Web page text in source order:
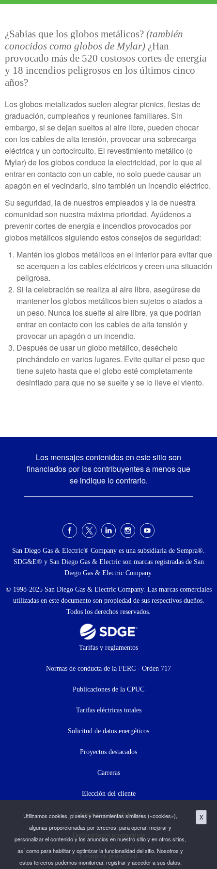
¿Sabías que los globos metálicos? (también
conocidos como globos de Mylar) ¿Han
provocado más de 520 costosos cortes de energía
y 18 incendios peligrosos en los últimos cinco
años?
Los globos metalizados suelen alegrar picnics, fiestas de
graduación, cumpleaños y reuniones familiares. Sin
embargo, si se dejan sueltos al aire libre, pueden chocar
con los cables de alta tensión, provocar una sobrecarga
eléctrica y un cortocircuito. El revestimiento metálico (o
Mylar) de los globos conduce la electricidad, por lo que al
entrar en contacto con un cable, no solo puede causar un
apagón en el vecindario, sino también un incendio eléctrico.
Su seguridad, la de nuestros empleados y la de nuestra
comunidad son nuestra máxima prioridad. Ayúdenos a
prevenir cortes de energía e incendios provocados por
globos metálicos siguiendo estos consejos de seguridad:
Mantén los globos metálicos en el interior para evitar que
se acerquen a los cables eléctricos y creen una situación
peligrosa.
Si la celebración se realiza al aire libre, asegúrese de
mantener los globos metálicos bien sujetos o atados a
un peso. Nunca los suelte al aire libre, ya que podrían
entrar en contacto con los cables de alta tensión y
provocar un apagón o un incendio.
Después de usar un globo metálico, deséchelo
pinchándolo en varios lugares. Evite quitar el peso que
tiene sujeto hasta que el globo esté completamente
desinflado para que no se suelte y se lo lleve el viento.
Los mensajes contenidos en este sitio son
financiados por los contribuyentes a menos que
se indique lo contrario.
social
San Diego Gas & Electric® Company es una subsidiaria de Sempra®.
SDG&E® y San Diego Gas & Electric son marcas registradas de San
Diego Gas & Electric Company.
© 1998-2025 San Diego Gas & Electric Company. Las marcas comerciales
utilizadas en este documento son propiedad de sus respectivos dueños.
Todos los derechos reservados.
Utilizamos cookies, píxeles y herramientas similares («cookies»),
algunas proporcionadas por terceros, para operar, mejorar y
personalizar el contenido y los anuncios en nuestro sitio y en otros sitios,
así como para habilitar y optimizar la funcionalidad del sitio. Nosotros y
estos terceros podemos monitorear, registrar y acceder a sus datos,
X
secundario)
Tarifas y reglamentos
Normas de conducta de la FERC - Orden 717
Publicaciones de la CPUC
Tarifas eléctricas totales
Solicitud de datos energéticos
Proyectos destacados
Carreras
Elección del cliente
Términos y Condiciones
Declaraciones prospectivas
Centro de privacidad